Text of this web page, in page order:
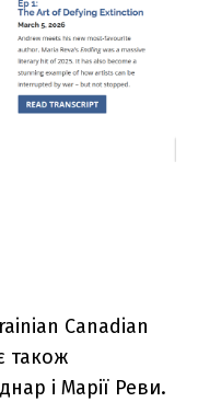
Canadian
також
і Марії Реви.